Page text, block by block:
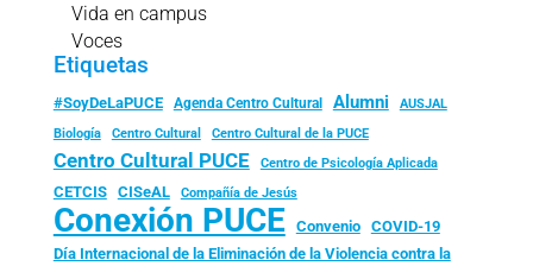
Vida en campus
Voces
Etiquetas
#SoyDeLaPUCE Agenda Centro Cultural Alumni
AUSJAL
Biología
Centro Cultural Centro Cultural de la PUCE
Centro Cultural PUCE Centro de Psicología Aplicada
CETCIS CISeAL Compañía de Jesús
Conexión PUCE Convenio
COVID-19
Día Internacional de la Eliminación de la Violencia contra la